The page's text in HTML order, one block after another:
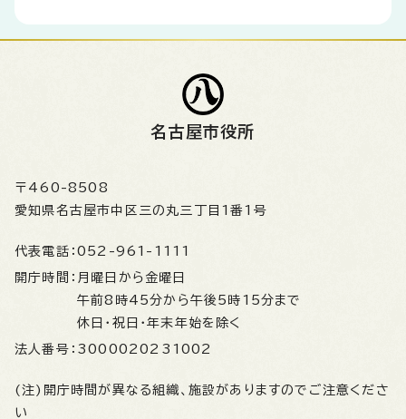
名古屋市役所
〒460-8508
愛知県名古屋市中区三の丸三丁目1番1号
代表電話： 052-961-1111
開庁時間： 月曜日から金曜日
午前8時45分から午後5時15分まで
休日・祝日・年末年始を除く
法人番号： 3000020231002
(注)開庁時間が異なる組織、施設がありますのでご注意くださ
い